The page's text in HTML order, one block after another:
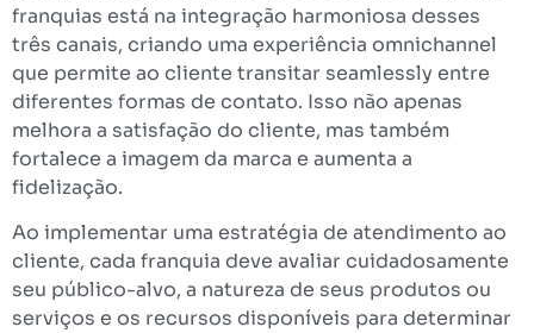
franquias está na integração harmoniosa desses
três canais, criando uma experiência omnichannel
que permite ao cliente transitar seamlessly entre
diferentes formas de contato. Isso não apenas
melhora a satisfação do cliente, mas também
fortalece a imagem da marca e aumenta a
fidelização.
Ao implementar uma estratégia de atendimento ao
cliente, cada franquia deve avaliar cuidadosamente
seu público-alvo, a natureza de seus produtos ou
serviços e os recursos disponíveis para determinar